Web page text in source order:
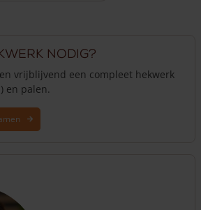
nodig?
vrijblijvend een compleet hekwerk
en palen.